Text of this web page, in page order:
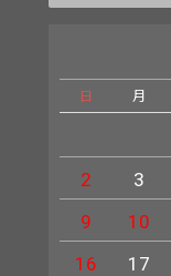
日 月
2
3
9
10
16
17